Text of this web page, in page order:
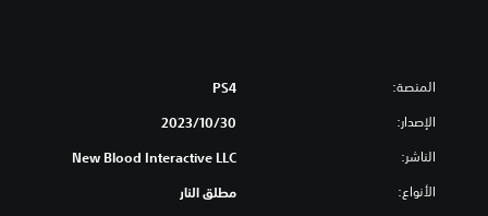
المنصة: PS4
الإصدار: 30‏/10‏/2023
الناشر: New Blood Interactive LLC
الأنواع: مطلق النار